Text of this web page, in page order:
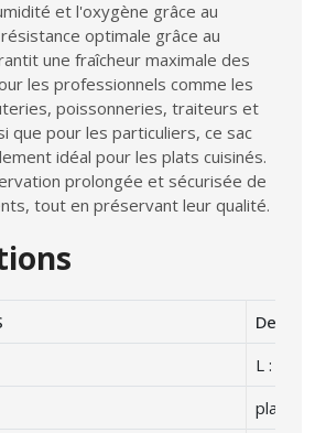
et l'oxygène grâce au
optimale grâce au
une fraîcheur maximale des
les professionnels comme les
poissonneries, traiteurs et
que pour les particuliers, ce sac
idéal pour les plats cuisinés.
prolongée et sécurisée de
tout en préservant leur qualité.
L : 30 ,